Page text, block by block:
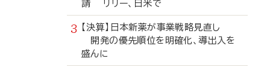
請 リリー、日米で
【決算】日本新薬が事業戦略見直し
開発の優先順位を明確化、導出入を
盛んに